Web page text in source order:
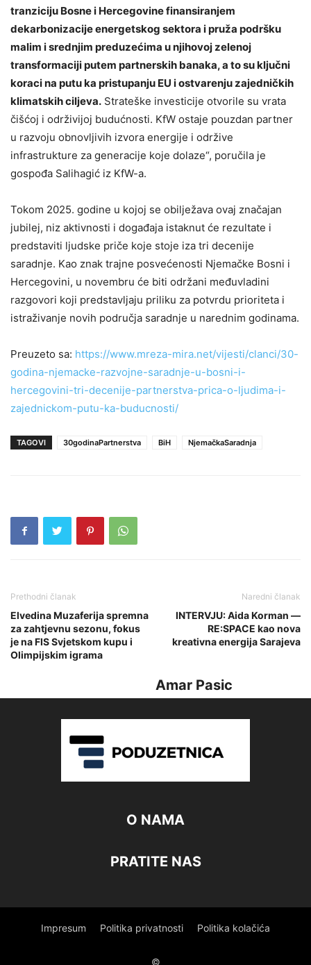
tranziciju Bosne i Hercegovine finansiranjem
dekarbonizacije energetskog sektora i pruža podršku
malim i srednjim preduzećima u njihovoj zelenoj
transformaciji putem partnerskih banaka, a to su ključni
koraci na putu ka pristupanju EU i ostvarenju zajedničkih
klimatskih ciljeva. Strateške investicije otvorile su vrata
čišćoj i održivijoj budućnosti. KfW ostaje pouzdan partner
u razvoju obnovljivih izvora energije i održive
infrastrukture za generacije koje dolaze“, poručila je
gospođa Salihagić iz KfW-a.
Tokom 2025. godine u kojoj se obilježava ovaj značajan
jubilej, niz aktivnosti i događaja istaknut će rezultate i
predstaviti ljudske priče koje stoje iza tri decenije
saradnje. Kao znak trajne posvećenosti Njemačke Bosni i
Hercegovini, u novembru će biti održani međuvladini
razgovori koji predstavljaju priliku za potvrdu prioriteta i
istraživanje novih područja saradnje u narednim godinama.
Preuzeto sa: https://www.mreza-mira.net/vijesti/clanci/30-
godina-njemacke-razvojne-saradnje-u-bosni-i-
hercegovini-tri-decenije-partnerstva-prica-o-ljudima-i-
zajednickom-putu-ka-buducnosti/
TAGOVI 30godinaPartnerstva BiH NjemačkaSaradnja
Prethodni članak
Elvedina Muzaferija spremna
za zahtjevnu sezonu, fokus
je na FIS Svjetskom kupu i
Olimpijskim igrama
Naredni članak
INTERVJU: Aida Korman —
RE:SPACE kao nova
kreativna energija Sarajeva
Amar Pasic
O NAMA
PRATITE NAS
Impresum Politika privatnosti Politika kolačića
©